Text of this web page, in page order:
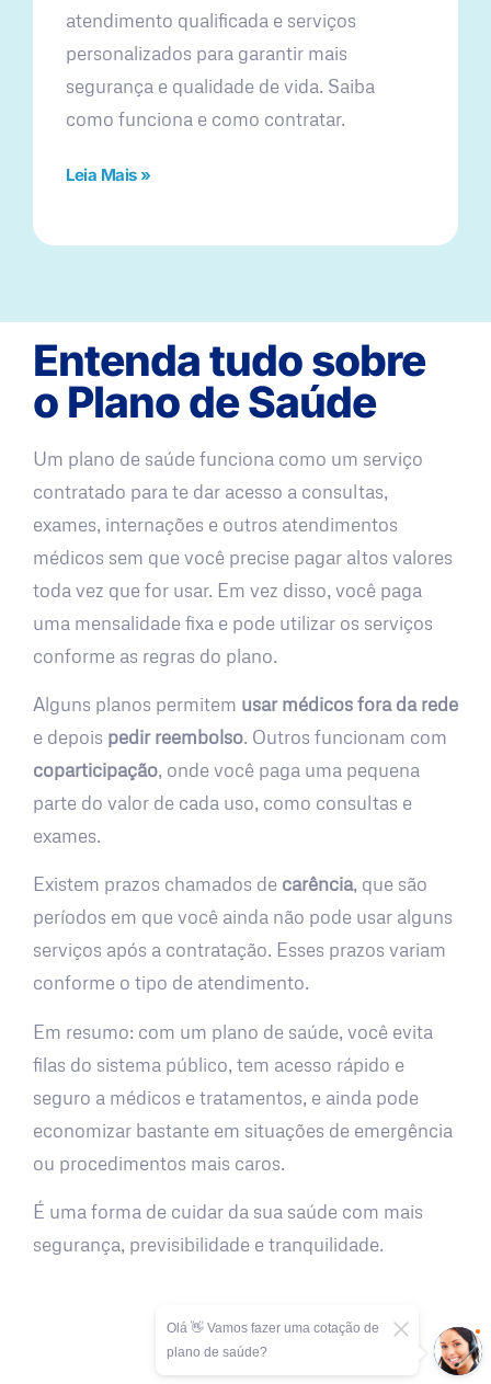
atendimento qualificada e serviços
personalizados para garantir mais
segurança e qualidade de vida. Saiba
como funciona e como contratar.
Leia Mais »
Entenda tudo sobre
o Plano de Saúde
Um plano de saúde funciona como um serviço
contratado para te dar acesso a consultas,
exames, internações e outros atendimentos
médicos sem que você precise pagar altos valores
toda vez que for usar. Em vez disso, você paga
uma mensalidade fixa e pode utilizar os serviços
conforme as regras do plano.
Alguns planos permitem usar médicos fora da rede
e depois pedir reembolso. Outros funcionam com
coparticipação, onde você paga uma pequena
parte do valor de cada uso, como consultas e
exames.
Existem prazos chamados de carência, que são
períodos em que você ainda não pode usar alguns
serviços após a contratação. Esses prazos variam
conforme o tipo de atendimento.
Em resumo: com um plano de saúde, você evita
filas do sistema público, tem acesso rápido e
seguro a médicos e tratamentos, e ainda pode
economizar bastante em situações de emergência
ou procedimentos mais caros.
É uma forma de cuidar da sua saúde com mais
segurança, previsibilidade e tranquilidade.
Olá 👋 Vamos fazer uma cotação de
plano de saúde?